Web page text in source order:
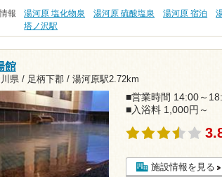
報 湯河原 塩化物泉 湯河原 硫酸塩泉 湯河原 宿泊
塔ノ沢駅
館
県 / 足柄下郡 / 湯河原駅2.72km
■営業時間 14:00～
■入浴料 1,000円～
施設情報を見る